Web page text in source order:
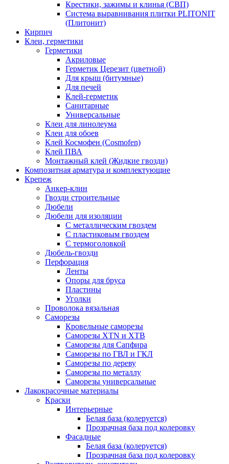
Крестики, зажимы и клинья (СВП)
Система выравнивания плитки PLITONIT
(Плитонит)
Кирпич
Клеи, герметики
Герметики
Акриловые
Герметик Церезит (цветной)
Для крыш (битумные)
Для печей
Клей-герметик
Санитарные
Универсальные
Клеи для линолеума
Клеи для обоев
Клей Космофен (Cosmofen)
Клей ПВА
Монтажный клей (Жидкие гвозди)
Композитная арматура и комплектующие
Крепеж
Анкер-клин
Гвозди строительные
Дюбели
Дюбели для изоляции
С металлическим гвоздем
С пластиковым гвоздем
С термоголовкой
Дюбель-гвозди
Перфорация
Ленты
Опоры для бруса
Пластины
Уголки
Проволока вязальная
Саморезы
Кровельные саморезы
Саморезы XTN и ХTB
Саморезы для Сапфира
Саморезы по ГВЛ и ГКЛ
Саморезы по дереву
Саморезы по металлу
Саморезы универсальные
Лакокрасочные материалы
Краски
Интерьерные
Белая база (колеруется)
Прозрачная база под колеровку
Фасадные
Белая база (колеруется)
Прозрачная база под колеровку